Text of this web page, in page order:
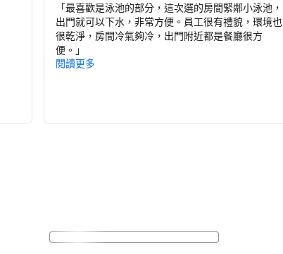
「最喜歡是泳池的部分，這次選的房間緊鄰小泳池，
出門就可以下水，非常方便。員工很有禮貌，環境也
很乾淨，房間冷氣夠冷，出門附近都是餐廳很方
便。 」
閱讀更多